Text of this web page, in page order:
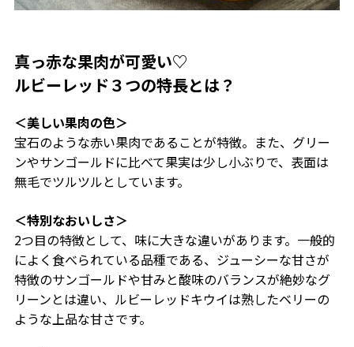
真っ赤な果肉が可愛い♡
ルビーレッド３つの特長とは？
＜美しい果肉の色＞
宝石のような赤い果肉であることが特徴。また、グリー
ンやサンゴールドに比べて果実は少し小ぶりで、表面は
無毛でツルツルとしています。
＜特別なおいしさ＞
2つ目の特徴として、味に大きな違いがあります。一般的
によく食べられている品種である、ジューシーな甘さが
特徴のサンゴールドや甘みと酸味のバランスが絶妙なグ
リーンとは違い、ルビーレッドキウイは熟したベリーの
ような上品な甘さです。